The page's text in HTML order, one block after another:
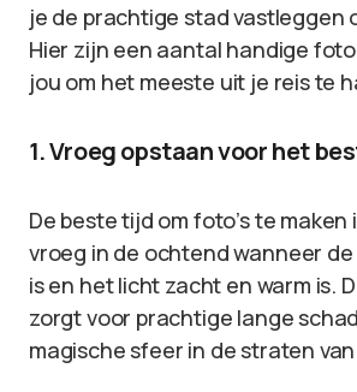
je de prachtige stad vastleggen
Hier zijn een aantal handige
jou om het meeste uit je reis te
1. Vroeg opstaan voor het
De beste tijd om foto’s te maken
vroeg in de ochtend wanneer
is en het licht zacht en warm is.
zorgt voor prachtige lange
magische sfeer in de straten